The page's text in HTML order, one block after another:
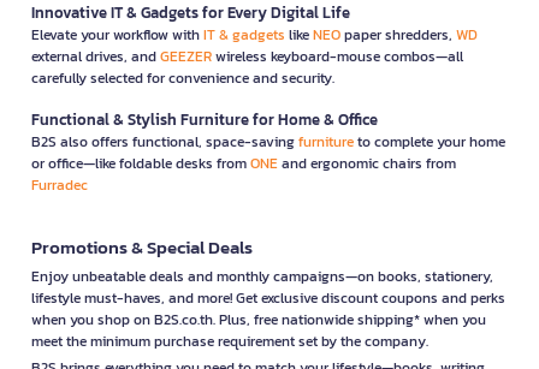
Innovative IT & Gadgets for Every Digital Life
Elevate your workflow withIT & gadgets likeNEOpaper shredders, WD
external drives, andGEEZERwireless keyboard-mouse combos—all
carefully selected for convenience and security.
Functional & Stylish Furniture for Home & Office
B2S also offers functional, space-savingfurnitureto complete your home
or office—like foldable desks fromONEand ergonomic chairs from
Furradec
Promotions & Special Deals
Enjoy unbeatable deals and monthly campaigns—on books, stationery,
lifestyle must-haves, and more! Get exclusive discount coupons and perks
when you shop on B2S.co.th. Plus, free nationwide shipping* when you
meet the minimum purchase requirement set by the company.